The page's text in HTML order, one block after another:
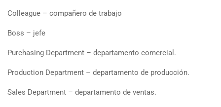
Colleague – compañero de trabajo
Boss – jefe
Purchasing Department – departamento comercial.
Production Department – departamento de producción.
Sales Department – departamento de ventas.